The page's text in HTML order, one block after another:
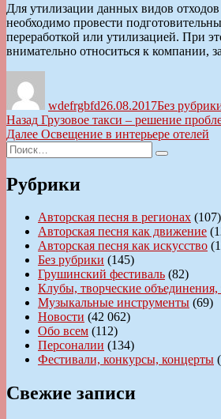
Для утилизации данных видов
необходимо провести
переработкой или утилизацией. При
внимательно относиться к компании,
wdefrgbfd26.08.2017Без
Навигация
по
записям
Назад Предыдущая
запись:
Грузовое такси – решение
Далее Следующая
Освещение в интерьере отелей
Искать:
Поиск
Рубрики
Авторская песня в регионах (107)
Авторская песня как движение
Авторская песня как искусство
Без рубрики (145)
Грушинский фестиваль (82)
Клубы, творческие объединения,
Музыкальные инструменты (69)
Новости (42 062)
Обо всем (112)
Персоналии (134)
Фестивали, конкурсы, концерты
Свежие записи